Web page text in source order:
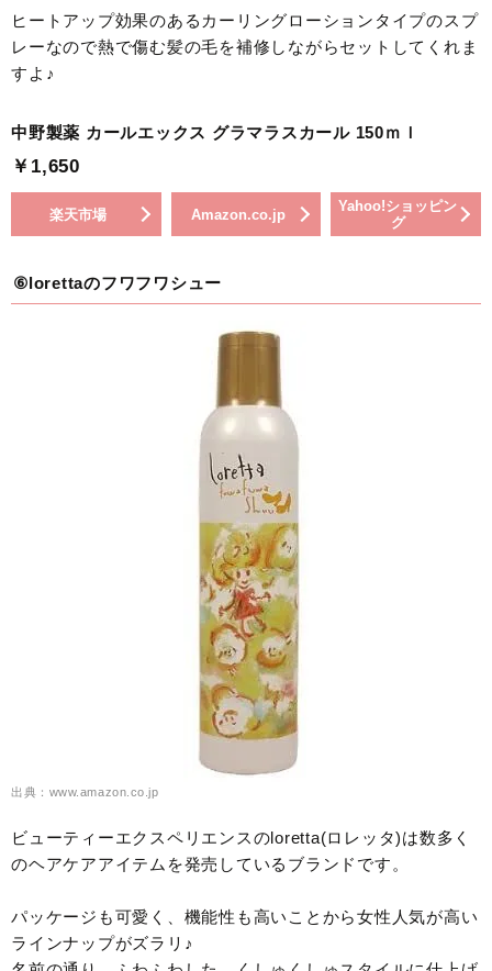
ヒートアップ効果のあるカーリングローションタイプのスプ
レーなので熱で傷む髪の毛を補修しながらセットしてくれま
すよ♪
中野製薬 カールエックス グラマラスカール 150ｍｌ
￥1,650
楽天市場 Amazon.co.jp
Yahoo!ショッピン
グ
⑥lorettaのフワフワシュー
出典：www.amazon.co.jp
ビューティーエクスペリエンスのloretta(ロレッタ)は数多く
のヘアケアアイテムを発売しているブランドです。
パッケージも可愛く、機能性も高いことから女性人気が高い
ラインナップがズラリ♪